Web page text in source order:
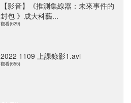
【影音】《推測集線器：未來事件的
封包 》成大科藝...
觀看(629)
2022 1109 上課錄影1.avi
觀看(655)